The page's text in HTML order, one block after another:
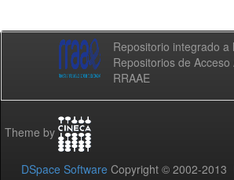
Repositorio integrado a
Repositorios de
RRAAE
Theme by
DSpace Software Copyright © 2002-2013